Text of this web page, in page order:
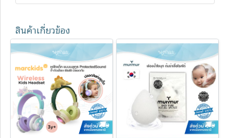
สินค้าเกี่ยวข้อง